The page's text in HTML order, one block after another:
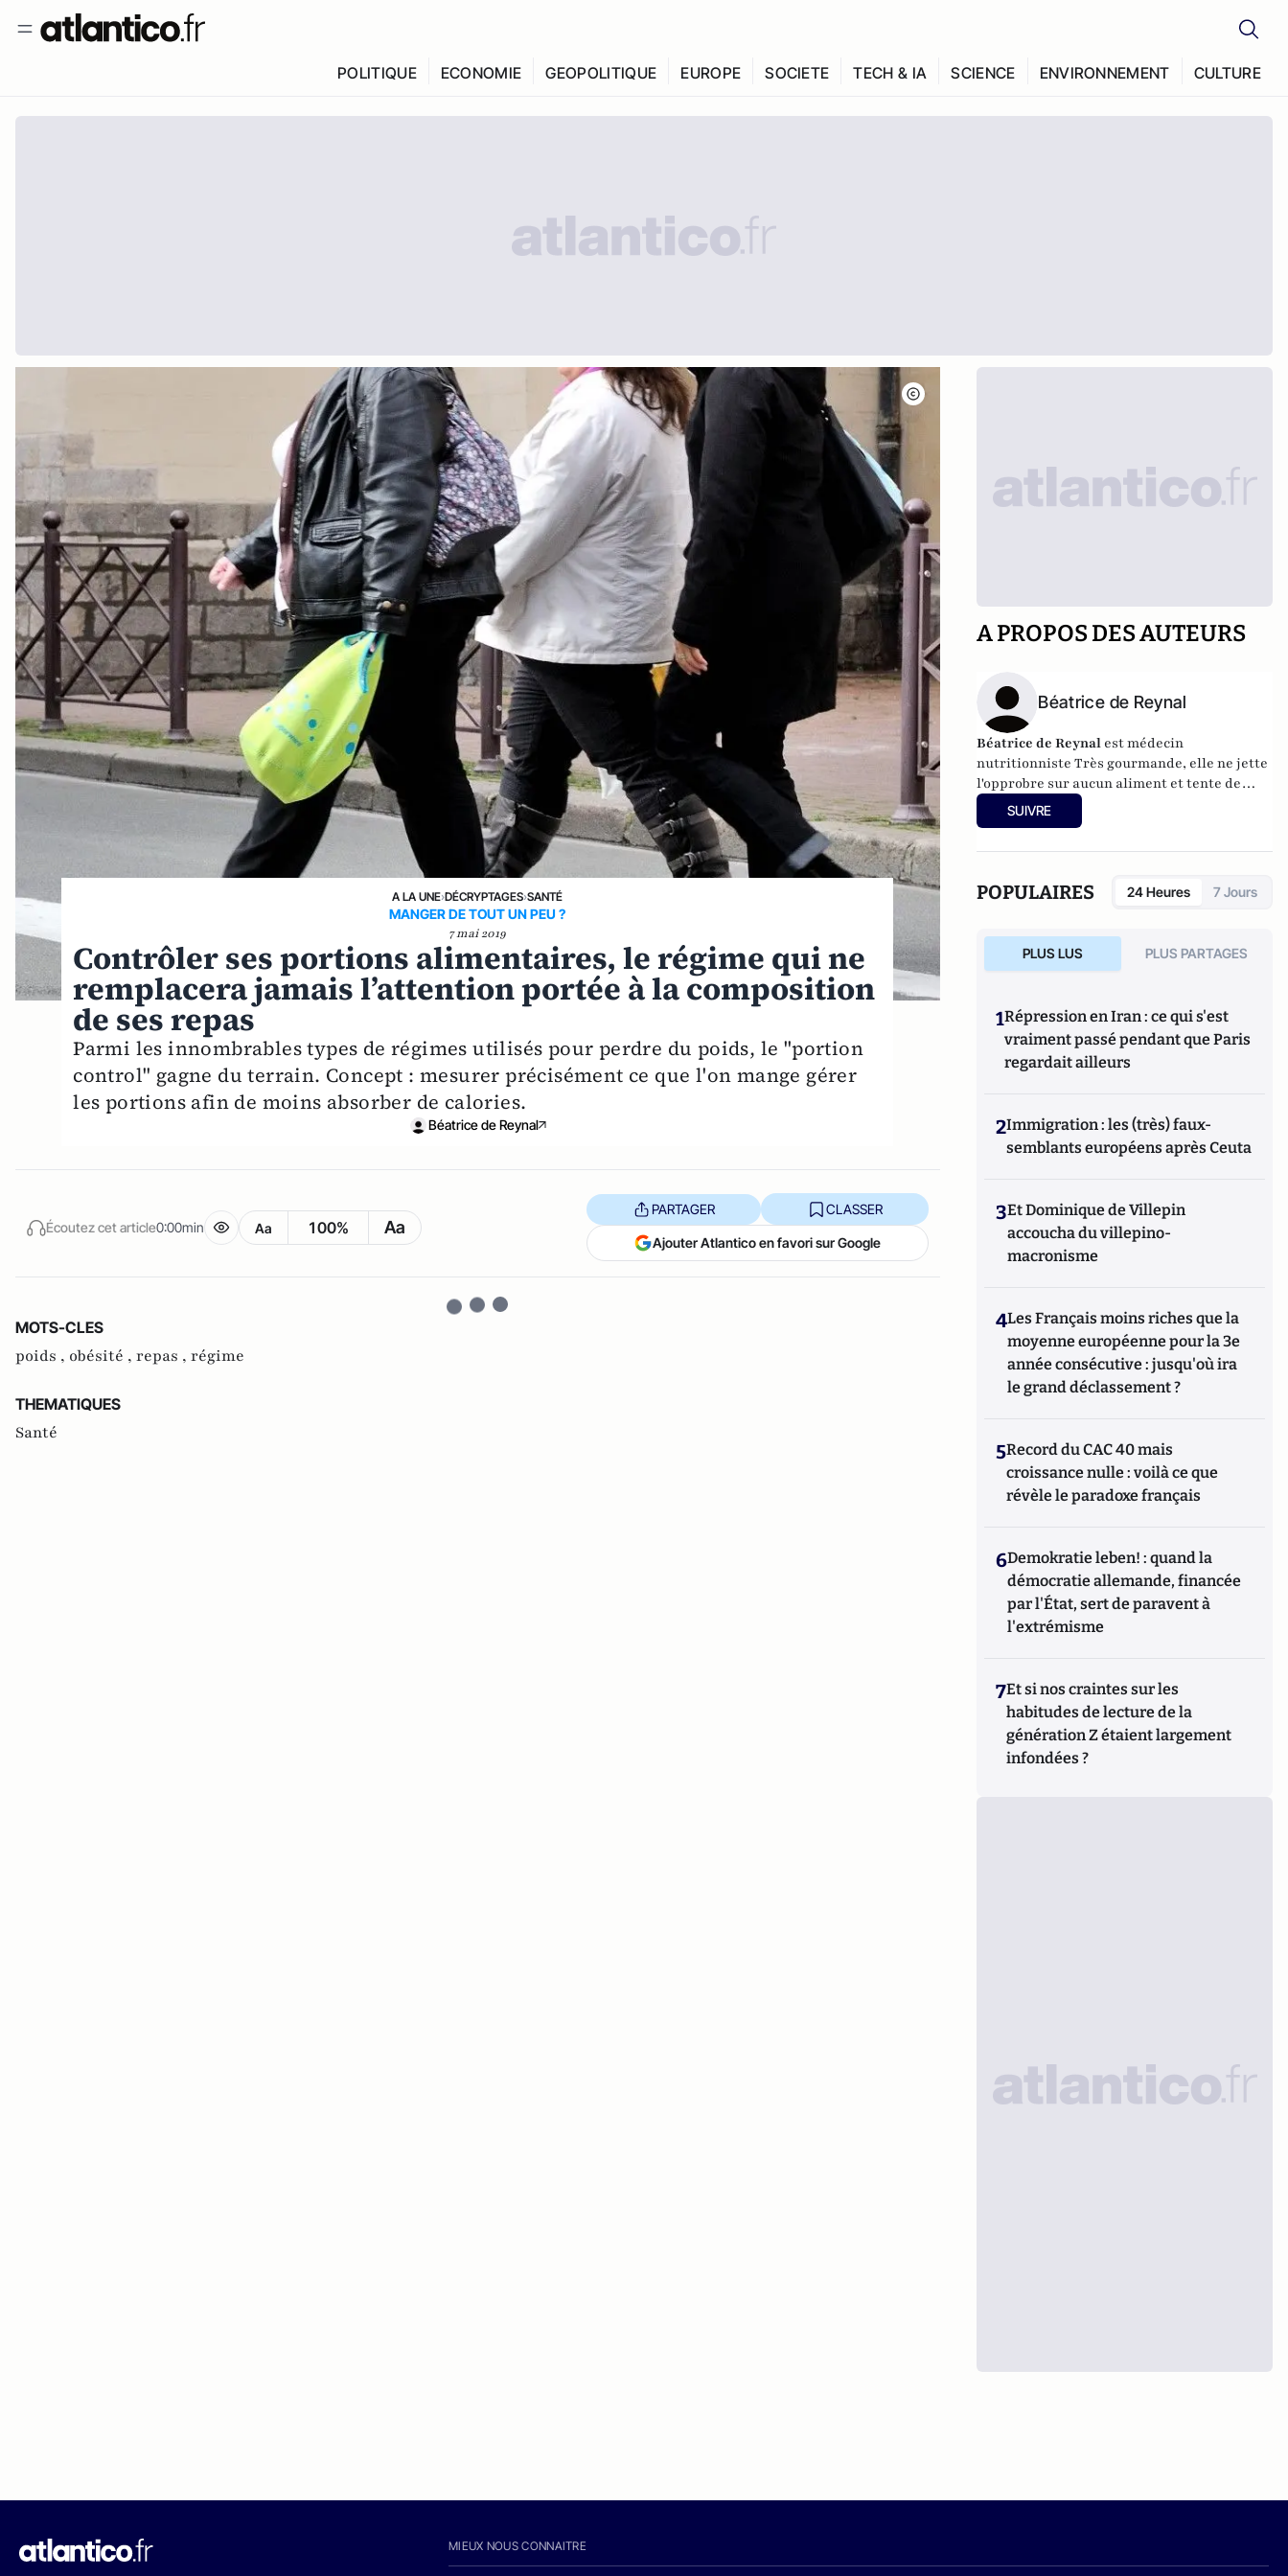
POLITIQUE ECONOMIE GEOPOLITIQUE EUROPE SOCIETE TECH & IA SCIENCE ENVIRONNEMENT CULTURE
A LA UNE›DÉCRYPTAGES›SANTÉ
MANGER DE TOUT UN PEU ?
7 mai 2019
Contrôler ses portions alimentaires, le régime qui ne
remplacera jamais l’attention portée à la composition
de ses repas
Parmi les innombrables types de régimes utilisés pour perdre du poids, le "portion
control" gagne du terrain. Concept : mesurer précisément ce que l'on mange gérer
les portions afin de moins absorber de calories.
Béatrice de Reynal
Écoutez cet article0:00min Aa 100% Aa
PARTAGER CLASSER
Ajouter Atlantico en favori sur Google
MOTS-CLES
poids , obésité , repas , régime
THEMATIQUES
Santé
A PROPOS DES AUTEURS
Béatrice de Reynal
Béatrice de Reynal est médecin
nutritionniste Très gourmande, elle ne jette
l'opprobre sur aucun aliment et tente de
faire partager ses idées de nutrition
inspirante. Elle est par ailleurs l'auteur du
SUIVRE
POPULAIRES 24 Heures 7 Jours
PLUS LUS PLUS PARTAGES
1Répression en Iran : ce qui s'est
vraiment passé pendant que Paris
regardait ailleurs
2Immigration : les (très) faux-
semblants européens après Ceuta
3Et Dominique de Villepin
accoucha du villepino-
macronisme
4Les Français moins riches que la
moyenne européenne pour la 3e
année consécutive : jusqu'où ira
le grand déclassement ?
5Record du CAC 40 mais
croissance nulle : voilà ce que
révèle le paradoxe français
6Demokratie leben! : quand la
démocratie allemande, financée
par l'État, sert de paravent à
l'extrémisme
7Et si nos craintes sur les
habitudes de lecture de la
génération Z étaient largement
infondées ?
MIEUX NOUS CONNAITRE